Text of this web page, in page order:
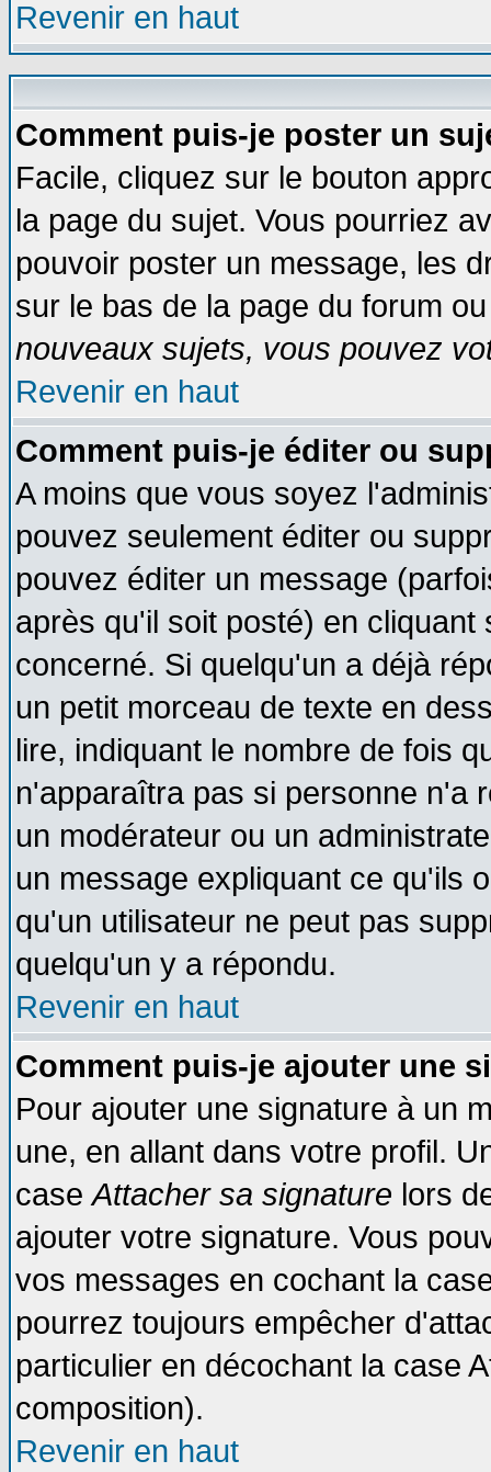
Revenir en haut
Comment puis-je poster un
Facile, cliquez sur le bouton
la page du sujet. Vous pourriez
pouvoir poster un message, les
sur le bas de la page du forum
nouveaux sujets, vous pouvez
Revenir en haut
Comment puis-je éditer ou
A moins que vous soyez
pouvez seulement éditer ou
pouvez éditer un message
après qu'il soit posté) en
concerné. Si quelqu'un a déjà
un petit morceau de texte en
lire, indiquant le nombre de fois
n'apparaîtra pas si personne n'a
un modérateur ou un
un message expliquant ce qu'ils
qu'un utilisateur ne peut pas
quelqu'un y a répondu.
Revenir en haut
Comment puis-je ajouter une
Pour ajouter une signature à un
une, en allant dans votre profil.
caseAttacher sa signature lors
ajouter votre signature. Vous
vos messages en cochant la
pourrez toujours empêcher
particulier en décochant la case
composition).
Revenir en haut